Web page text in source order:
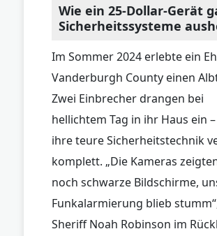
Wie ein 25-Dollar-Gerät
Sicherheitssysteme
Im Sommer 2024 erlebte ein
Vanderburgh County einen
Zwei Einbrecher drangen bei
hellichtem Tag in ihr Haus ein
ihre teure Sicherheitstechnik
komplett. „Die Kameras
noch schwarze Bildschirme,
Funkalarmierung blieb
Sheriff Noah Robinson im